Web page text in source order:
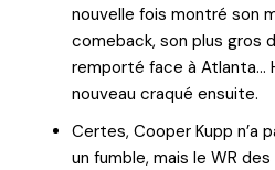
nouvelle fois montré son
comeback, son plus gros
remporté face à Atlanta…
nouveau craqué ensuite.
Certes, Cooper Kupp n’a
un fumble, mais le WR